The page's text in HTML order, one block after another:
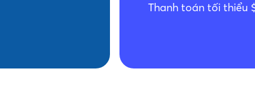
Thanh toán tối thiểu